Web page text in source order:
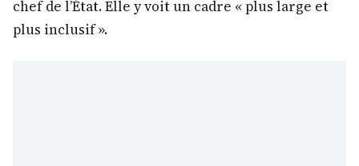
chef de l’État. Elle y voit un cadre « plus large et
plus inclusif ».